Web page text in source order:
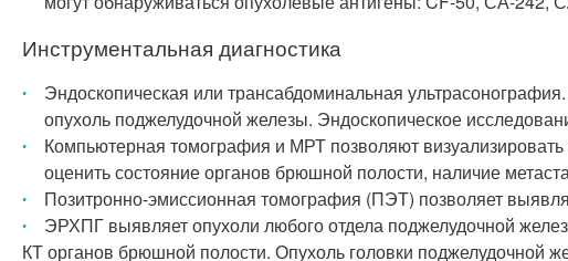
Инструментальная диагностика
Эндоскопическая или трансабдоминальная
опухоль поджелудочной железы. Эндоскопическое
Компьютерная томография и МРТ позволяют
оценить состояние органов брюшной полости, наличие
Позитронно-эмиссионная томография (ПЭТ) позволяет
ЭРХПГ выявляет опухоли любого отдела поджелудочной
КТ органов брюшной полости. Опухоль головки поджелудочной